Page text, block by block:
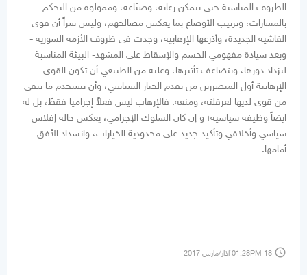
الظروف المناسبة حتى يتمكن رعاته، وصنّاعه، وممولوه من التحكم
بالمسارات، وترتيب الأوضاع بما يعكس مصالحهم، وليس سراً أن قوى
الفاشية الجديدة، وأذرعها الإرهابية، وجدت في ظروف الأزمة السورية -
وبعد سيادة مفهومي الحسم والإسقاط على المشهد- البيئة المناسبة
ليزداد دورها، ويتضاعف تأثيرها، وعليه من الطبيعي أن تكون القوى
الإرهابية أول المتضررين من تقدم الخيار السياسي، وأن تستخدم ما تبقى
من قوى لديها لعرقلته، ومنعه. فالإرهاب ليس فعلاً إجراميا فقطً، بل له
ايضاً وظيفة سياسية؛ و إن كان السلوك الإجرامي، يعكس حالة إفلاس
سياسي وأخلاقي وتأكيد جديد على محدودية الخيارات، وانسداد الأفق
أمامها.
access_time 01:28PM 18 آذار/مارس 2017